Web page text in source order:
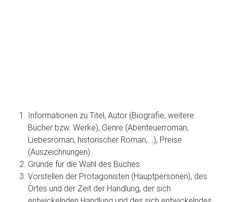
Informationen zu Titel, Autor (Biografie, weitere
Bücher bzw. Werke), Genre (Abenteuerroman,
Liebesroman, historischer Roman,...), Preise
(Auszeichnungen)
Gründe für die Wahl des Buches
Vorstellen der Protagonisten (Hauptpersonen), des
Ortes und der Zeit der Handlung, der sich